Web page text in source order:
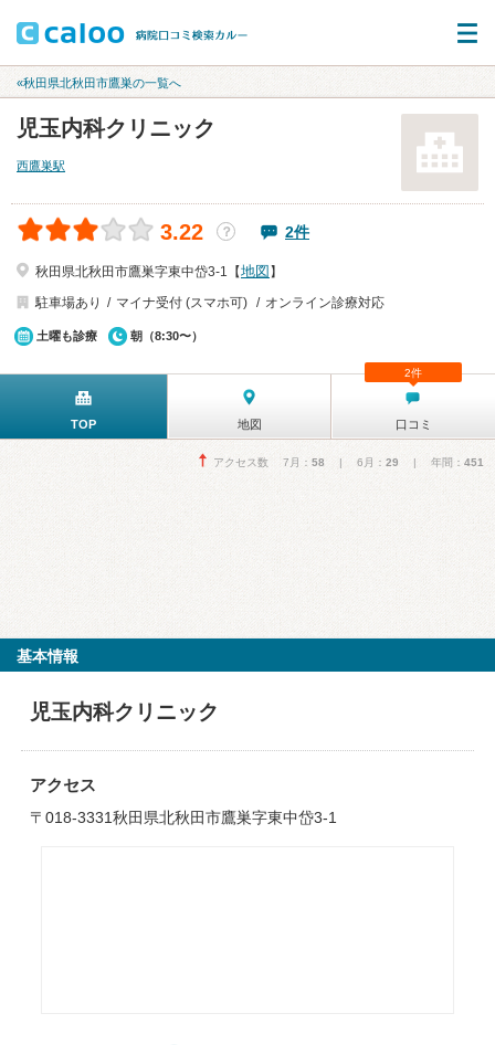
«秋田県北秋田市鷹巣の一覧へ
児玉内科クリニック
西鷹巣駅
3.22 ？ 2件
秋田県北秋田市鷹巣字東中岱3-1【地図 】
駐車場あり
マイナ受付 (スマホ可) オンライン診療対応
土曜も診療 朝（8:30〜）
TOP 地図 口コミ
2件
アクセス数 7月： 58 | 6月： 29 | 年間： 451
基本情報
児玉内科クリニック
アクセス
〒018-3331秋田県北秋田市鷹巣字東中岱3-1